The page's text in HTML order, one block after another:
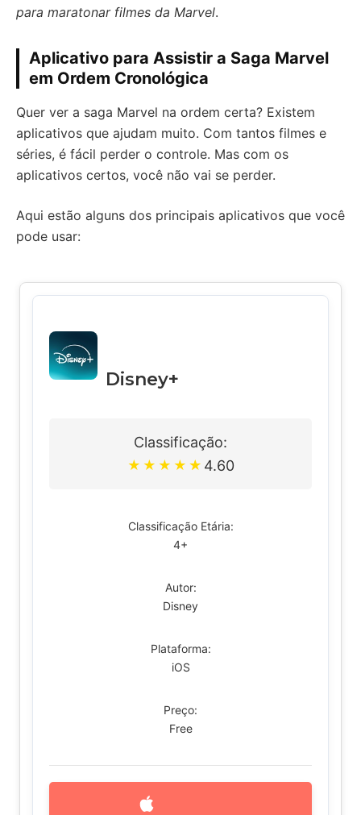
para maratonar filmes da Marvel.
Aplicativo para Assistir a Saga Marvel
em Ordem Cronológica
Quer ver a saga Marvel na ordem certa? Existem
aplicativos que ajudam muito. Com tantos filmes e
séries, é fácil perder o controle. Mas com os
aplicativos certos, você não vai se perder.
Aqui estão alguns dos principais aplicativos que você
pode usar:
Disney+
Classificação:
★ ★ ★ ★ ★ 4.60
Classificação Etária:
4+
Autor:
Disney
Plataforma:
iOS
Preço:
Free